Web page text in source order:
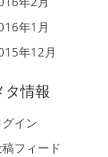
年1月
年12月
タ情報
グイン
フィード